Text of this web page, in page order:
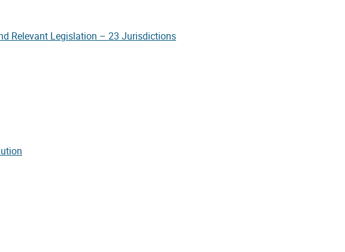
Relevant Legislation – 23 Jurisdictions